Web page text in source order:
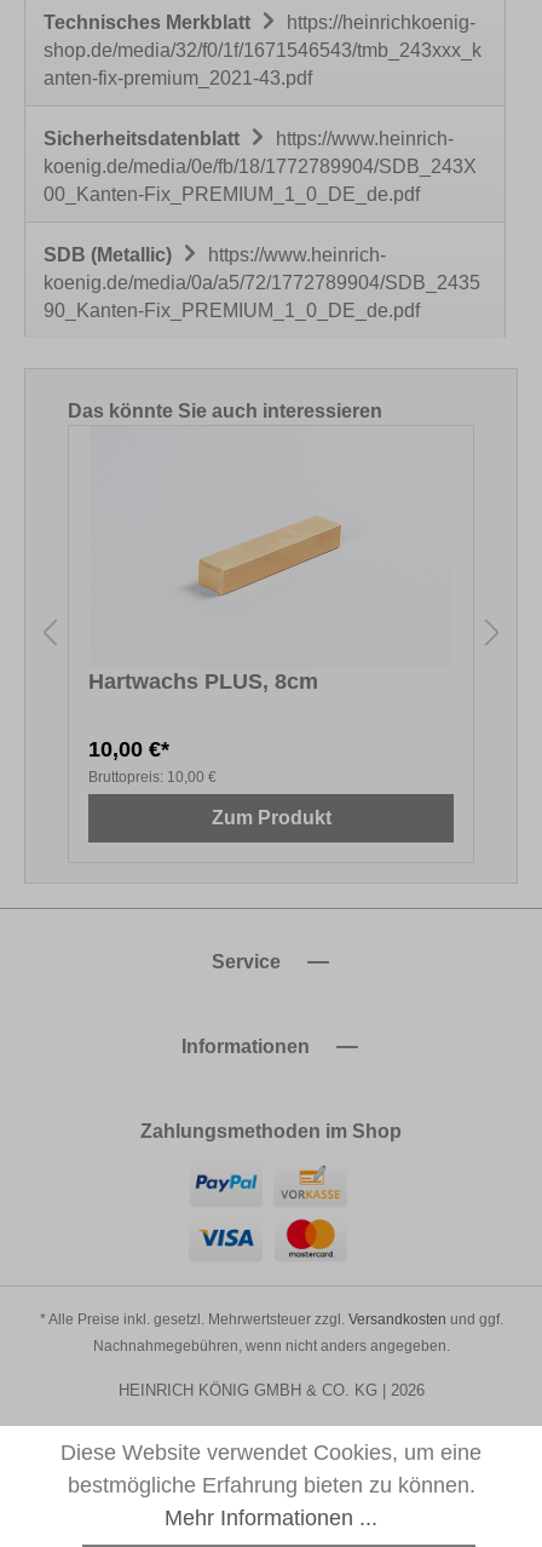
Technisches Merkblatt
https://heinrichkoenig-
shop.de/media/32/f0/1f/1671546543/tmb_243xxx_k
anten-fix-premium_2021-43.pdf
Sicherheitsdatenblatt
https://www.heinrich-
koenig.de/media/0e/fb/18/1772789904/SDB_243X
00_Kanten-Fix_PREMIUM_1_0_DE_de.pdf
SDB (Metallic)
https://www.heinrich-
koenig.de/media/0a/a5/72/1772789904/SDB_2435
90_Kanten-Fix_PREMIUM_1_0_DE_de.pdf
Produktgalerie überspringen
Das könnte Sie auch interessieren
Hartwachs PLUS, 8cm
10,00 €*
Bruttopreis: 10,00 €
Zum Produkt
Service
Informationen
Zahlungsmethoden im Shop
* Alle Preise inkl. gesetzl. Mehrwertsteuer zzgl. Versandkosten und ggf.
Nachnahmegebühren, wenn nicht anders angegeben.
HEINRICH KÖNIG GMBH & CO. KG | 2026
Diese Website verwendet Cookies, um eine
bestmögliche Erfahrung bieten zu können.
Mehr Informationen ...